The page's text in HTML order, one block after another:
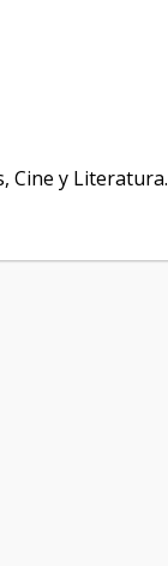
Cine y Literatura.